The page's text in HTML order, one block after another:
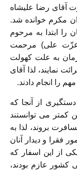
در منزل حضرت آقای رضا علیشاه
مکرم خوانده شد.
ابتدا به مرحوم
عزّت علی) مرحمت
به علت کهولت
نمایند، لذا آقای
را انجام دادند.
از آنجا که
کمتر می توانستند
بروند، لذا به
فقرا و دیدار آنان
از این اسفار که
کشور عازم بودند،